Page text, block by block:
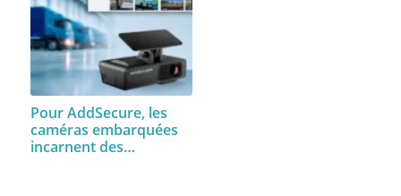
Pour AddSecure, les
caméras embarquées
incarnent des…